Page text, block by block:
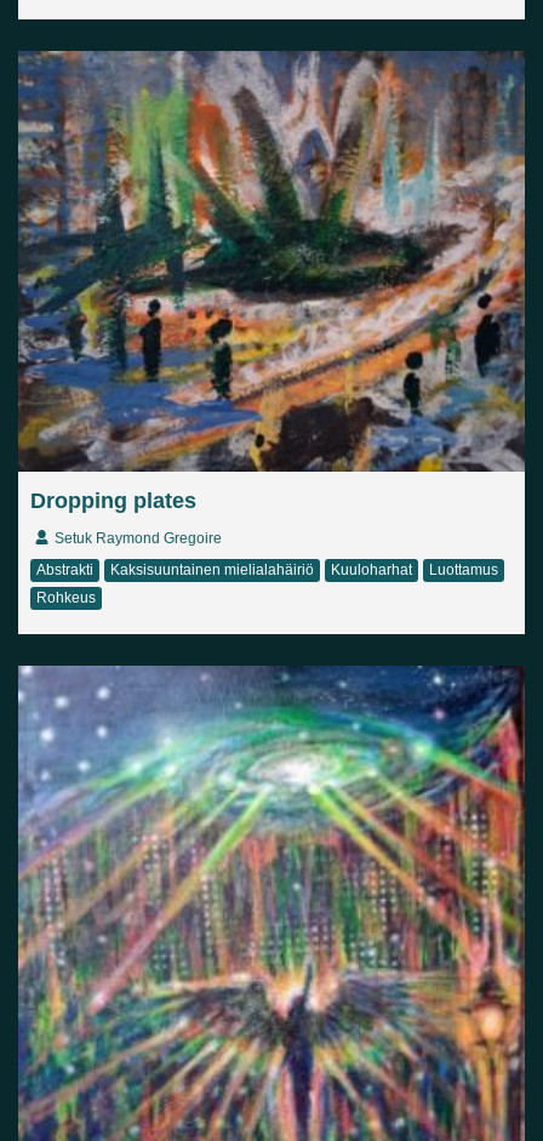
Dropping plates
Setuk Raymond Gregoire
Abstrakti
Kaksisuuntainen mielialahäiriö Kuuloharhat
Luottamus
Rohkeus